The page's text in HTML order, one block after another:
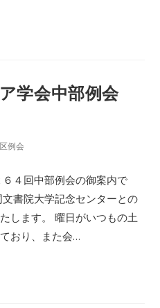
学会中部例会
例会
４回中部例会の御案内で
書院大学記念センターとの
します。 曜日がいつもの土
おり、また会…